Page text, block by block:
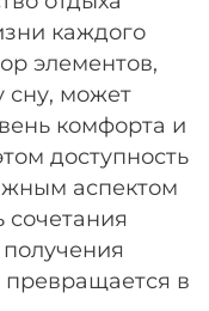
каждого
элементов,
сну, может
комфорта и
доступность
аспектом
сочетания
в